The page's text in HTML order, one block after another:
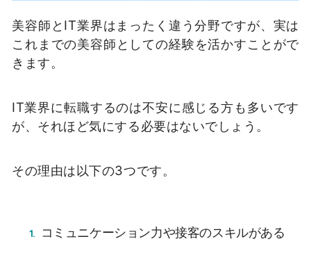
美容師とIT業界はまったく違う分野ですが、実は
これまでの美容師としての経験を活かすことがで
きます。
IT業界に転職するのは不安に感じる方も多いです
が、それほど気にする必要はないでしょう。
その理由は以下の3つです。
コミュニケーション力や接客のスキルがある